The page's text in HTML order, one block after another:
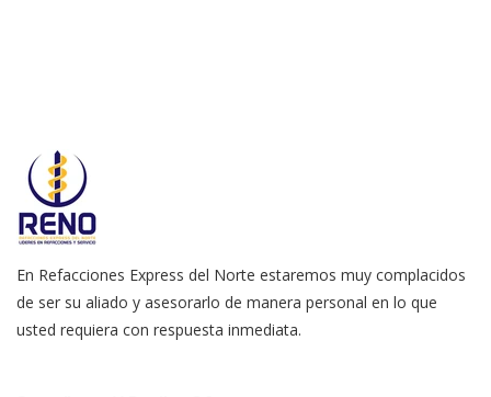
En Refacciones Express del Norte estaremos muy complacidos
de ser su aliado y asesorarlo de manera personal en lo que
usted requiera con respuesta inmediata.